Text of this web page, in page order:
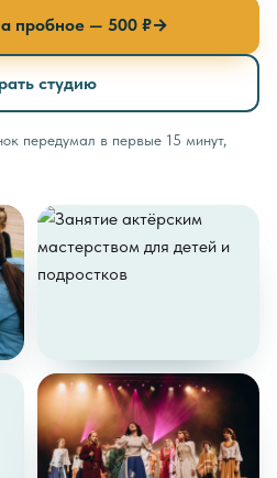
пробное — 500 ₽→
студию
передумал в первые 15 минут,